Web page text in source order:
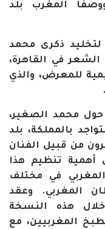
ووصفا المغرب بلد
ذكرى محمد
في القاهرة،
للمعرض، والذي
حول محمد الصغير،
بالمملكة، بلد
من قبيل الفنان
أهمية تنظيم هذا
المغربي في مختلف
المغربي. وعقد
هذه النسخة
المغربيين، مع